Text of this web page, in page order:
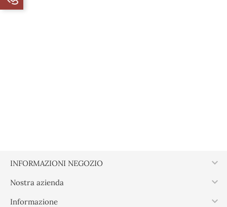
INFORMAZIONI NEGOZIO 
Nostra azienda 
Informazione 